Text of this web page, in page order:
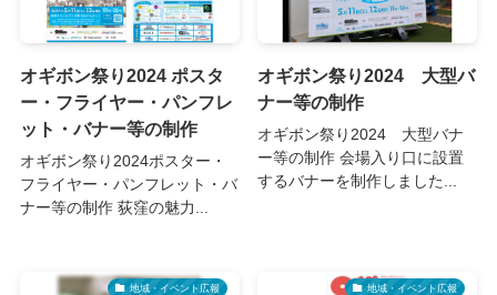
オギボン祭り2024 ポスタ
ー・フライヤー・パンフレ
ット・バナー等の制作
オギボン祭り2024ポスター・
フライヤー・パンフレット・バ
ナー等の制作 荻窪の魅力...
オギボン祭り2024 大型バ
ナー等の制作
オギボン祭り2024 大型バナ
ー等の制作 会場入り口に設置
するバナーを制作しました...
地域・イベント広報 地域・イベント広報